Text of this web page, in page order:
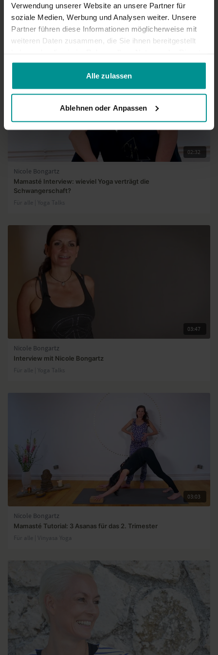
Verwendung unserer Website an unsere Partner für
soziale Medien, Werbung und Analysen weiter. Unsere
Partner führen diese Informationen möglicherweise mit
weiteren Daten zusammen, die Sie ihnen bereitgestellt
gesammelt haben.
Alle zulassen
Ablehnen oder Anpassen
Ähnliche Videos
02:32
Nicole Bongartz
Mamasté Interview: wieviel Yoga verträgt die
Schwangerschaft?
Für alle | Yoga Talks
03:47
Nicole Bongartz
Interview mit Nicole Bongartz
Für alle | Yoga Talks
03:03
Nicole Bongartz
Mamasté Tutorial: 3 Asanas für das 2. Trimester
Für alle | Vinyasa Yoga